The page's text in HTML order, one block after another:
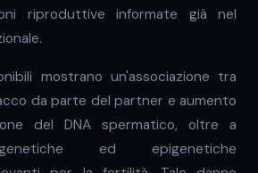
riproduttive informate già nel
mostrano un'associazione tra
da parte del partner e aumento
del DNA spermatico, oltre a
ed epigenetiche